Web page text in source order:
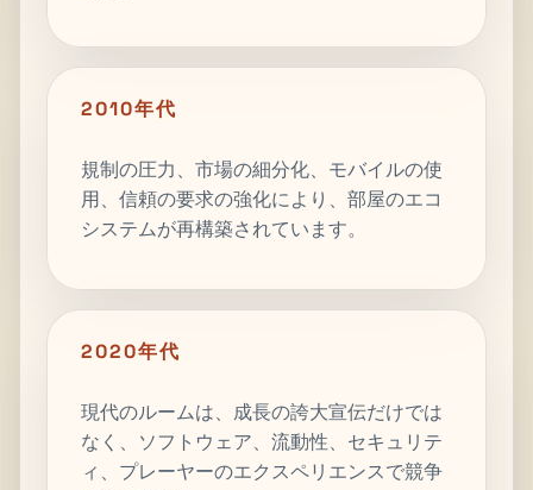
2010年代
規制の圧力、市場の細分化、モバイルの使
用、信頼の要求の強化により、部屋のエコ
システムが再構築されています。
2020年代
現代のルームは、成長の誇大宣伝だけでは
なく、ソフトウェア、流動性、セキュリテ
ィ、プレーヤーのエクスペリエンスで競争